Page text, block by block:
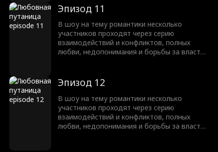
побеждает, когда они счастливо
оказываются вместе.
Эпизод 11
В шоу на тему романтики несколько
участников проходят через серию
взаимодействий и конфликтов, полных
любви, недопонимания и борьбы за власть.
побеждает, когда они счастливо
оказываются вместе.
Эпизод 12
В шоу на тему романтики несколько
участников проходят через серию
взаимодействий и конфликтов, полных
любви, недопонимания и борьбы за власть.